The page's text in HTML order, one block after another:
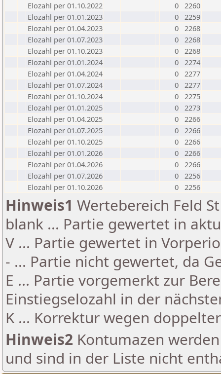
Elozahl per 01.10.2022
0 2260
Elozahl per 01.01.2023
0 2259
Elozahl per 01.04.2023
0 2268
Elozahl per 01.07.2023
0 2268
Elozahl per 01.10.2023
0 2268
Elozahl per 01.01.2024
0 2274
Elozahl per 01.04.2024
0 2277
Elozahl per 01.07.2024
0 2277
Elozahl per 01.10.2024
0 2275
Elozahl per 01.01.2025
0 2273
Elozahl per 01.04.2025
0 2266
Elozahl per 01.07.2025
0 2266
Elozahl per 01.10.2025
0 2266
Elozahl per 01.01.2026
0 2266
Elozahl per 01.04.2026
0 2266
Elozahl per 01.07.2026
0 2256
Elozahl per 01.10.2026
0 2256
Hinweis1 Wertebereich Feld
blank ... Partie gewertet in
V ... Partie gewertet in
- ... Partie nicht gewertet, da
E ... Partie vorgemerkt zur
Einstiegselozahl in der
K ... Korrektur wegen
Hinweis2 Kontumazen
und sind in der Liste nicht